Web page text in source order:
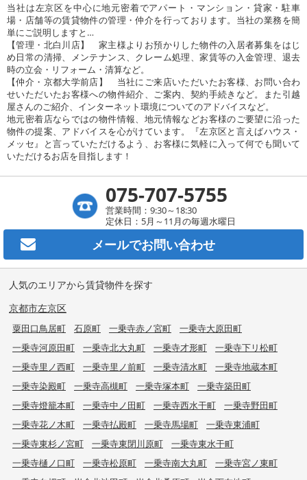
当社は左京区を中心に地元密着でアパート・マンション・貸家・駐車
場・店舗等の賃貸物件の管理・仲介を行っております。当社の業務を簡
単にご説明しますと…
【管理・北白川店】 家主様よりお預かりした物件の入居者募集をはじ
め日常の清掃、メンテナンス、クレーム処理、家賃等の入金管理、退去
時の立会・リフォーム・清算など。
【仲介・京都大学前店】 当社にご来店いただいたお客様、お問い合わ
せいただいたお客様への物件紹介、ご案内、契約手続きなど。また引越
屋さんのご紹介、インターネット環境についてのアドバイスなど。
地元密着店ならではの物件情報、地元情報などお客様のご要望に沿った
物件の提案、アドバイスを心がけています。『左京区と言えばハウス・
メッセ』と言っていただけるよう、お客様に気軽に入って何でも聞いて
いただけるお店を目指します！
075-707-5755
営業時間：9:30～18:30
定休日：5月～11月の毎週水曜日
メールでお問い合わせ
人気のエリアから賃貸物件を探す
京都市左京区
粟田口鳥居町 石原町 一乗寺赤ノ宮町
一乗寺大原田町
一乗寺河原田町
一乗寺北大丸町 一乗寺才形町
一乗寺下リ松町
一乗寺里ノ西町
一乗寺里ノ前町 一乗寺清水町
一乗寺地蔵本町
一乗寺染殿町
一乗寺高槻町 一乗寺塚本町
一乗寺築田町
一乗寺燈籠本町
一乗寺中ノ田町 一乗寺西水干町
一乗寺野田町
一乗寺花ノ木町
一乗寺払殿町 一乗寺馬場町
一乗寺東浦町
一乗寺東杉ノ宮町
一乗寺東閉川原町
一乗寺東水干町
一乗寺樋ノ口町
一乗寺松原町 一乗寺南大丸町
一乗寺宮ノ東町